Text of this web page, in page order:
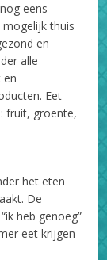
eens
mogelijk thuis
en
alle
en
Eet
fruit, groente,
het eten
De
heb genoeg”
eet krijgen